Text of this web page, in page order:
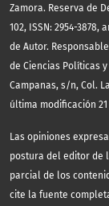
Zamora. Reserva de
102, ISSN: 2954-
de Autor.
de Ciencias Políticas
Campanas, s/n, Col.
última modificación
Las opiniones
postura del editor de
parcial de los
cite la fuente